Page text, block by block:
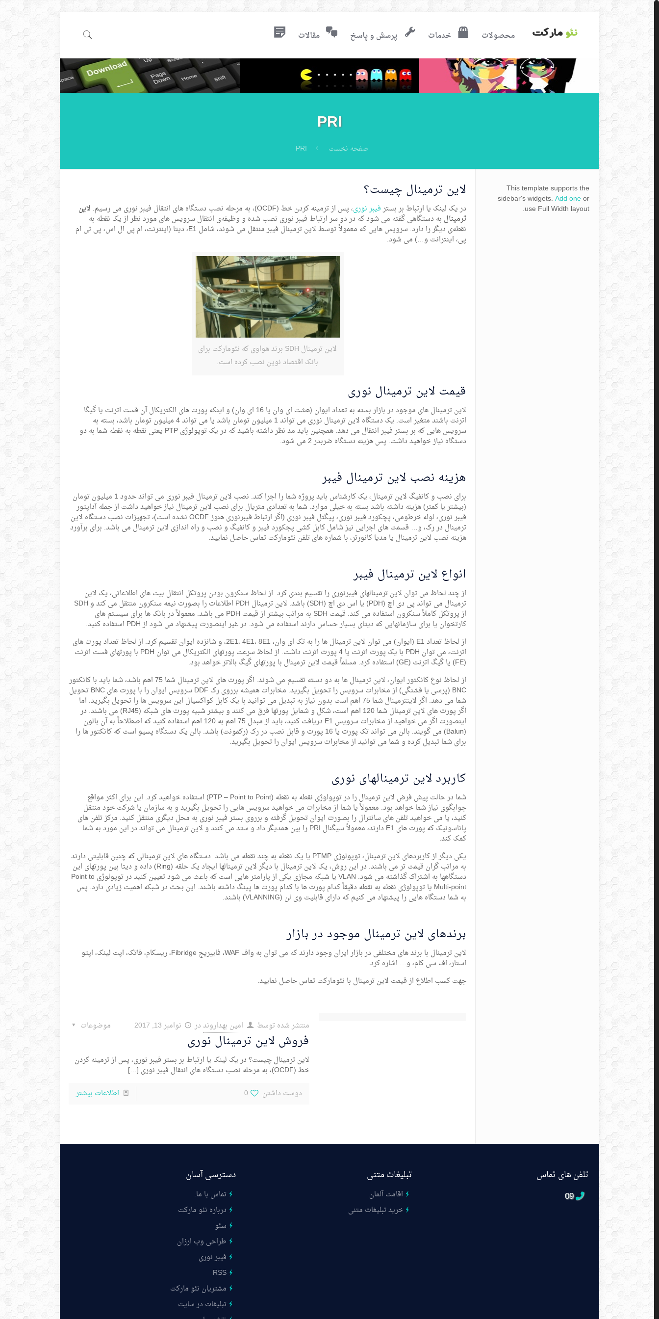
محصولات خدمات پرسش و پاسخ مقالات
PRI
صفحه نخست PRI
لاین ترمینال چیست؟
در یک لینک یا ارتباط بر بسترفیبر نوری، پس از ترمینه کردن خط (OCDF)، به مرحله نصب دستگاه های انتقال فیبر نوری می رسیم. لاین
ترمینال به دستگاهی گفته می شود که در دو سر ارتباط فیبر نوری نصب شده و وظیفه‌ی انتقال سرویس های مورد نظر از یک نقطه به
نقطه‌ی دیگر را دارد. سرویس هایی که معمولاً توسط لاین ترمینال فیبر منتقل می شوند، شامل E1، دیتا (اینترنت، ام پی ال اس، پی تی ام
پی، اینترانت و…) می شود.
لاین ترمینال SDH برند هواوی که نئومارکت برای
بانک اقتصاد نوین نصب کرده است.
قیمت لاین ترمینال نوری
لاین ترمینال های موجود در بازار بسته به تعداد ایوان (هشت ای وان یا 16 ای وان) و اینکه پورت های الکتریکال آن فست اترنت یا گیگا
اترنت باشند متغیر است. یک دستگاه لاین ترمینال نوری می تواند 1 میلیون تومان باشد یا می تواند 4 میلیون تومان باشد، بسته به
سرویس هایی که بر بستر فیبر انتقال می دهد. همچنین باید مد نظر داشته باشید که در یک توپولوژی PTP یعنی نقطه به نقطه شما به دو
دستگاه نیاز خواهید داشت. پس هزینه دستگاه ضربدر 2 می شود.
هزینه نصب لاین ترمینال فیبر
برای نصب و کانفیگ لاین ترمینال، یک کارشناس باید پروژه شما را اجرا کند. نصب لاین ترمینال فیبر نوری می تواند حدود 1 میلیون تومان
(بیشتر یا کمتر) هزینه داشته باشد بسته به خیلی موارد. شما به تعدادی متریال برای نصب لاین ترمینال نیاز خواهید داشت از جمله آداپتور
فیبر نوری، لوله خرطومی، پچکورد فیبر نوری، پیگتل فیبر نوری (اگر ارتباط فیبرنوری هنوز OCDF نشده است)، تجهیزات نصب دستگاه لاین
ترمینال در رک، و… قسمت های اجرایی نیز شامل کابل کشی پجکورد فیبر و کانفیگ و نصب و راه اندازی لاین ترمینال می باشد. برای برآورد
هزینه نصب لاین ترمینال یا مدیا کانورتر، با شماره های تلفن نئومارکت تماس حاصل نمایید.
انواع لاین ترمینال فیبر
از چند لحاظ می توان لاین ترمینالهای فیبرنوری را تقسیم بندی کرد. از لحاظ سنکرون بودن پروتکل انتقال بیت های اطلاعاتی، یک لاین
ترمینال می تواند پی دی اچ (PDH) یا اس دی اچ (SDH) باشد. لاین ترمینال PDH اطلاعات را بصورت نیمه سنکرون منتقل می کند و SDH
از پروتکل کاملاً سنکرون استفاده می کند. قیمت SDH به مراتب بیشتر از قیمت PDH می باشد. معمولاً در بانک ها برای سیستم های
کارتخوان یا برای سازمانهایی که دیتای بسیار حساس دارند استفاده می شود. در غیر اینصورت پیشنهاد می شود از PDH استفاده کنید.
از لحاظ تعداد E1 (ایوان) می توان لاین ترمینال ها را به تک ای وان، 2E1، 4E1، 8E1، و شانزده ایوان تقسیم کرد. از لحاظ تعداد پورت های
اترنت، می توان PDH با یک پورت اترنت یا 4 پورت اترنت داشت. از لحاظ سرعت پورتهای الکتریکال می توان PDH با پورتهای فست اترنت
(FE) یا گیگ اترنت (GE) استفاده کرد. مسلماً قیمت لاین ترمینال با پورتهای گیگ بالاتر خواهد بود.
از لحاظ نوع کانکتور ایوان، لاین ترمینال ها به دو دسته تقسیم می شوند. اگر پورت های لاین ترمینال شما 75 اهم باشد، شما باید با کانکتور
BNC (پرسی یا فشنگی) از مخابرات سرویس را تحویل بگیرید. مخابرات همیشه برروی رک DDF سرویس ایوان را با پورت های BNC تحویل
شما می دهد. اگر لاینترمینال شما 75 اهم است بدون نیاز به تبدیل می توانید با یک کابل کواکسیال این سرویس ها را تحویل بگیرید. اما
اگر پورت های لاین ترمینال شما 120 اهم است، شکل و شمایل پورتها فرق می کنند و بیشتر شبیه پورت های شبکه (RJ45) می باشند. در
اینصورت اگر می خواهید از مخابرات سرویس E1 دریافت کنید، باید از مبدل 75 اهم به 120 اهم استفاده کنید که اصطلاحاً به آن بالون
(Balun) می گویند. بالن می تواند تک پورت یا 16 پورت و قابل نصب در رک (رکمونت) باشد. بالن یک دستگاه پسیو است که کانکتور ها را
برای شما تبدیل کرده و شما می توانید از مخابرات سرویس ایوان را تحویل بگیرید.
کاربرد لاین ترمینالهای نوری
شما در حالت پیش فرض لاین ترمینال را در توپولوژی نقطه به نقطه (PTP – Point to Point) استفاده خواهید کرد. این برای اکثر مواقع
جوابگوی نیاز شما خواهد بود. معمولاً یا شما از مخابرات می خواهید سرویس هایی را تحویل بگیرید و به سازمان یا شرکت خود منتقل
کنید، یا می خواهید تلفن های سانترال را بصورت ایوان تحویل گرفته و برروی بستر فیبر نوری به محل دیگری منتقل کنید. مرکز تلفن های
پاناسونیک که پورت های E1 دارند، معمولاً سیگنال PRI را بین همدیگر داد و ستد می کنند و لاین ترمینال می تواند در این مورد به شما
کمک کند.
یکی دیگر از کاربردهای لاین ترمینال، توپولوژی PTMP یا یک نقطه به چند نقطه می باشد. دستگاه های لاین ترمینالی که چنین قابلیتی دارند
به مراتب گران قیمت تر می باشند. در این روش، یک لاین ترمینال با دیگر لاین ترمینالها ایجاد یک حلقه (Ring) داده و دیتا بین پورتهای این
دستگاهها به اشتراک گذاشته می شود. VLAN یا شبکه مجازی یکی از پارامتر هایی است که باعث می شود تعیین کنید در توپولوژی Point to
Multi-point یا توپولوژی نقطه به نقطه دقیقاً کدام پورت ها با کدام پورت ها پینگ داشته باشند. این بحث در شبکه اهمیت زیادی دارد. پس
به شما دستگاه هایی را پیشنهاد می کنیم که دارای قابلیت وی لن (VLANNING) باشند.
برندهای لاین ترمینال موجود در بازار
لاین ترمینال با برند های مختلفی در بازار ایران وجود دارند که می توان به واف WAF، فایبریج Fibridge، ریسکام، فاتک، اپت لینک، اپتو
استار، اف سی کام، و… اشاره کرد.
جهت کسب اطلاع از قیمت لاین ترمینال با نئومارکت تماس حاصل نمایید.
منتشر شده توسط امین بهدارونددر نوامبر 13, 2017 موضوعات
فروش لاین ترمینال نوری
لاین ترمینال چیست؟ در یک لینک یا ارتباط بر بستر فیبر نوری، پس از ترمینه کردن
خط (OCDF)، به مرحله نصب دستگاه های انتقال فیبر نوری
[…]
دوست داشتن
0 اطلاعات بیشتر
This template supports the
sidebar's widgets.Add oneor
use Full Width layout.
تلفن های تماس
09
تبلیغات متنی
اقامت آلمان
خرید تبلیغات متنی
دسترسی آسان
تماس با ما.
درباره نئو مارکت
سئو
طراحی وب ارزان
فیبر نوری
RSS
مشتریان نئو مارکت
تبلیغات در سایت